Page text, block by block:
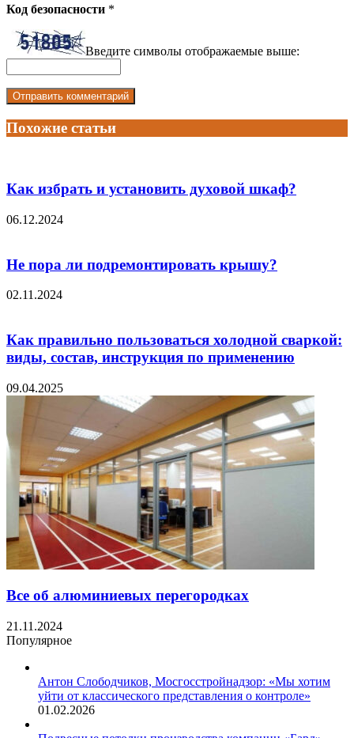
Код безопасности *
Введите символы отображаемые выше:
Похожие статьи
Как избрать и установить духовой шкаф?
06.12.2024
Не пора ли подремонтировать крышу?
02.11.2024
Как правильно пользоваться холодной сваркой:
виды, состав, инструкция по применению
09.04.2025
Все об алюминиевых перегородках
21.11.2024
Популярное
Антон Слободчиков, Мосгосстройнадзор: «Мы хотим
уйти от классического представления о контроле»
01.02.2026